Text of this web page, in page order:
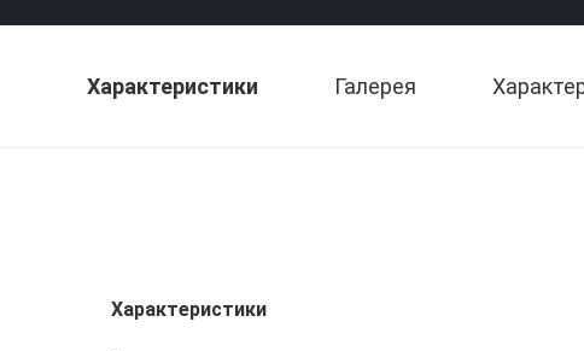
Характеристики Галерея
Характеристики